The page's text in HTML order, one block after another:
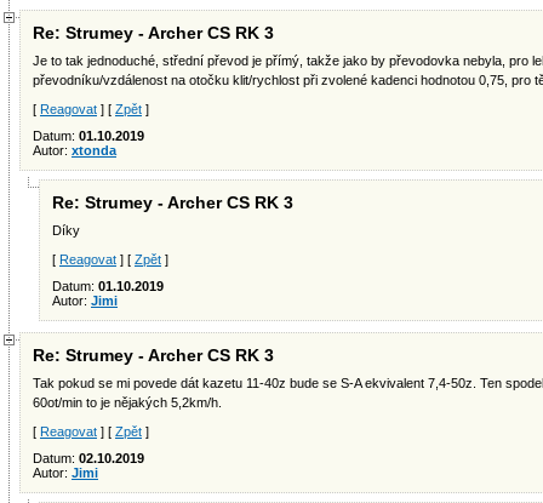
Re: Strumey - Archer CS RK 3
Je to tak jednoduché, střední převod je přímý, takže jako by převodovka nebyla, pro
převodníku/vzdálenost na otočku klit/rychlost při zvolené kadenci hodnotou 0,75, pro
[ Reagovat ] [ Zpět ]
Datum: 01.10.2019
Autor: xtonda
Re: Strumey - Archer CS RK 3
Díky
[ Reagovat ] [ Zpět ]
Datum: 01.10.2019
Autor: Jimi
Re: Strumey - Archer CS RK 3
Tak pokud se mi povede dát kazetu 11-40z bude se S-A ekvivalent 7,4-50z. Ten
60ot/min to je nějakých 5,2km/h.
[ Reagovat ] [ Zpět ]
Datum: 02.10.2019
Autor: Jimi